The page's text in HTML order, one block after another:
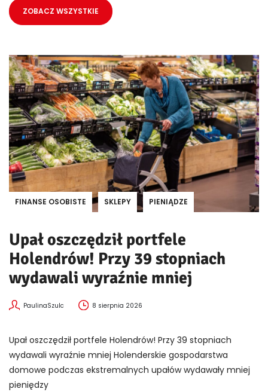
ZOBACZ WSZYSTKIE
FINANSE OSOBISTE SKLEPY PIENIĄDZE
Upał oszczędził portfele
Holendrów! Przy 39 stopniach
wydawali wyraźnie mniej
PaulinaSzulc 8 sierpnia 2026
Upał oszczędził portfele Holendrów! Przy 39 stopniach
wydawali wyraźnie mniej Holenderskie gospodarstwa
domowe podczas ekstremalnych upałów wydawały mniej
pieniędzy